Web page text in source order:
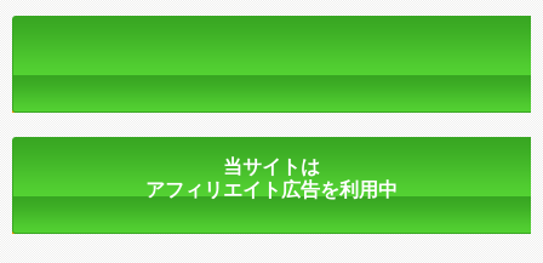
当サイトは
アフィリエイト広告を利用中